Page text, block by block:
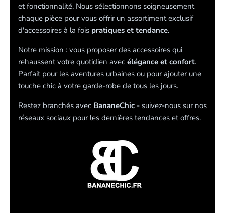
et fonctionnalité. Nous sélectionnons soigneusement
chaque pièce pour vous offrir un assortiment exclusif
d'accessoires à la fois pratiques et tendance.
Notre mission : vous proposer des accessoires qui
rehaussent votre quotidien avec élégance et confort.
Parfait pour les aventures urbaines ou pour ajouter une
touche chic à votre garde-robe de tous les jours.
Restez branchés avec BananeChic - suivez-nous sur nos
réseaux sociaux pour les dernières tendances et offres.